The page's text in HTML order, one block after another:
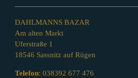
DAHLMANNS BAZAR
Am alten Markt
Uferstraße 1
18546 Sassnitz auf Rügen
Telefon: 038392 677 476